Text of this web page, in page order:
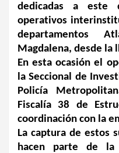
dedicadas a
operativos
departamentos
Magdalena, desde la
En esta ocasión el
la Seccional de
Policía
Fiscalía 38 de
coordinación con la
La captura de estos
hacen parte de la